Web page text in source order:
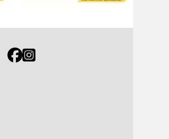
Link zur Jugendportal Facebookseite
Link zur Jugendportal Instagramseite